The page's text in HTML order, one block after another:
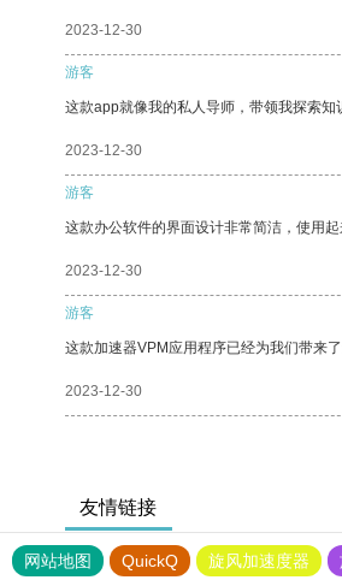
2023-12-30
游客
这款app就像我的私人导师，带领我探索知
2023-12-30
游客
这款办公软件的界面设计非常简洁，使用
2023-12-30
游客
这款加速器VPM应用程序已经为我们带来
2023-12-30
友情链接
网站地图 QuickQ 旋风加速度器